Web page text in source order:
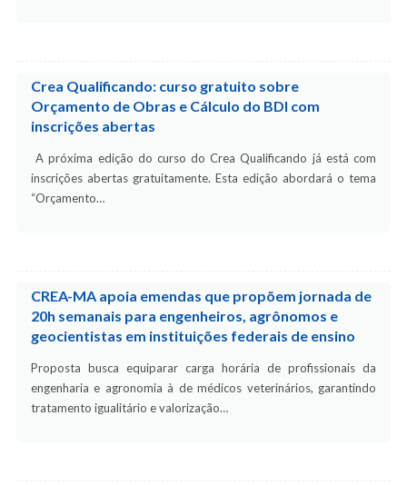
Crea Qualificando: curso gratuito sobre
Orçamento de Obras e Cálculo do BDI com
inscrições abertas
A próxima edição do curso do Crea Qualificando já está com
inscrições abertas gratuitamente. Esta edição abordará o tema
“Orçamento…
CREA-MA apoia emendas que propõem jornada de
20h semanais para engenheiros, agrônomos e
geocientistas em instituições federais de ensino
Proposta busca equiparar carga horária de profissionais da
engenharia e agronomia à de médicos veterinários, garantindo
tratamento igualitário e valorização…